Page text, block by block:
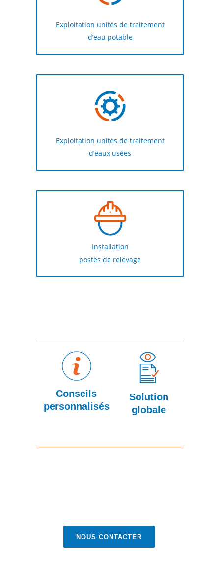
Exploitation unités de traitement
d’eau potable
Exploitation unités de traitement
d’eaux usées
Installation
postes de relevage
Conseils
personnalisés
Solution
globale
NOUS CONTACTER